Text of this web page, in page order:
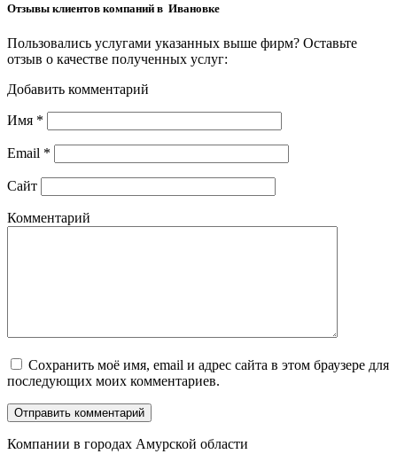
Отзывы клиентов компаний в Ивановке
Пользовались услугами указанных выше фирм? Оставьте
отзыв о качестве полученных услуг:
Добавить комментарий
Имя *
Email *
Сайт
Комментарий
Сохранить моё имя, email и адрес сайта в этом браузере для
последующих моих комментариев.
Компании в городах Амурской области